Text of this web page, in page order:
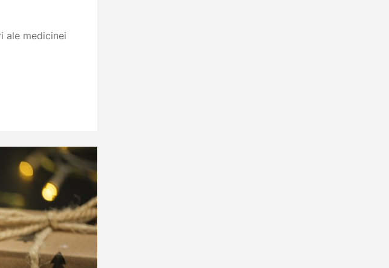
ale medicinei